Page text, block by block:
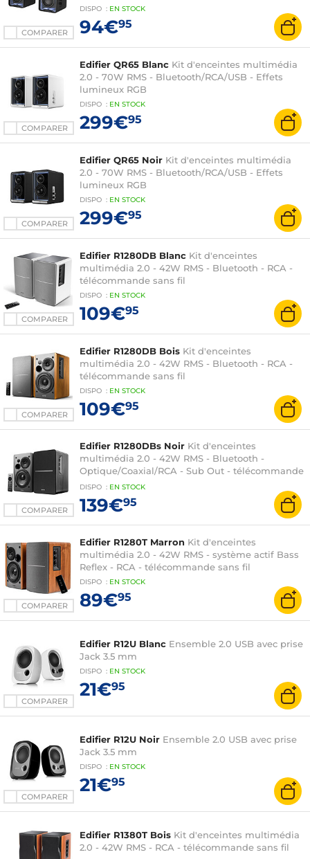
COMPARER
DISPO : EN STOCK
94€95
COMPARER
Edifier QR65 Blanc Kit d'enceintes multimédia
2.0 - 70W RMS - Bluetooth/RCA/USB - Effets
lumineux RGB
DISPO : EN STOCK
299€95
COMPARER
Edifier QR65 Noir Kit d'enceintes multimédia
2.0 - 70W RMS - Bluetooth/RCA/USB - Effets
lumineux RGB
DISPO : EN STOCK
299€95
COMPARER
Edifier R1280DB Blanc Kit d'enceintes
multimédia 2.0 - 42W RMS - Bluetooth - RCA -
télécommande sans fil
DISPO : EN STOCK
109€95
COMPARER
Edifier R1280DB Bois Kit d'enceintes
multimédia 2.0 - 42W RMS - Bluetooth - RCA -
télécommande sans fil
DISPO : EN STOCK
109€95
COMPARER
Edifier R1280DBs Noir Kit d'enceintes
multimédia 2.0 - 42W RMS - Bluetooth -
Optique/Coaxial/RCA - Sub Out - télécommande
sans fil
DISPO : EN STOCK
139€95
COMPARER
Edifier R1280T Marron Kit d'enceintes
multimédia 2.0 - 42W RMS - système actif Bass
Reflex - RCA - télécommande sans fil
DISPO : EN STOCK
89€95
COMPARER
Edifier R12U Blanc Ensemble 2.0 USB avec prise
Jack 3.5 mm
DISPO : EN STOCK
21€95
COMPARER
Edifier R12U Noir Ensemble 2.0 USB avec prise
Jack 3.5 mm
DISPO : EN STOCK
21€95
Edifier R1380T Bois Kit d'enceintes multimédia
2.0 - 42W RMS - RCA - télécommande sans fil